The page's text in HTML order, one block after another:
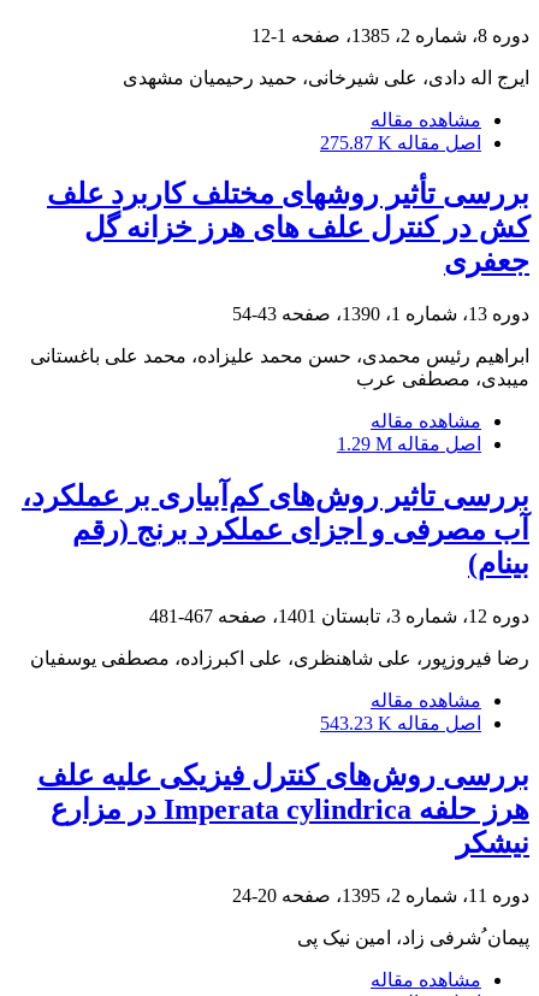
دوره 8، شماره 2، 1385، صفحه 1-12
ایرج اله دادی، علی شیرخانی، حمید رحیمیان مشهدی
مشاهده مقاله
اصل مقاله 275.87 K
بررسی تأثیر روشهای مختلف کاربرد علف
کش در کنترل علف های هرز خزانه گل‌
جعفری
دوره 13، شماره 1، 1390، صفحه 43-54
ابراهیم رئیس محمدی، حسن محمد علیزاده، محمد علی باغستانی
میبدی، مصطفی عرب
مشاهده مقاله
اصل مقاله 1.29 M
بررسی تاثیر روش‌های کم‌آبیاری بر عملکرد،
آب مصرفی و اجزای عملکرد برنج (رقم
بینام)
دوره 12، شماره 3، تابستان 1401، صفحه 467-481
رضا فیروزپور، علی شاهنظری، علی اکبرزاده، مصطفی یوسفیان
مشاهده مقاله
اصل مقاله 543.23 K
بررسی روش‌های کنترل فیزیکی علیه علف
هرز حلفه Imperata cylindrica در مزارع
نیشکر
دوره 11، شماره 2، 1395، صفحه 20-24
پیمان ُشرفی زاد، امین نیک پی
مشاهده مقاله